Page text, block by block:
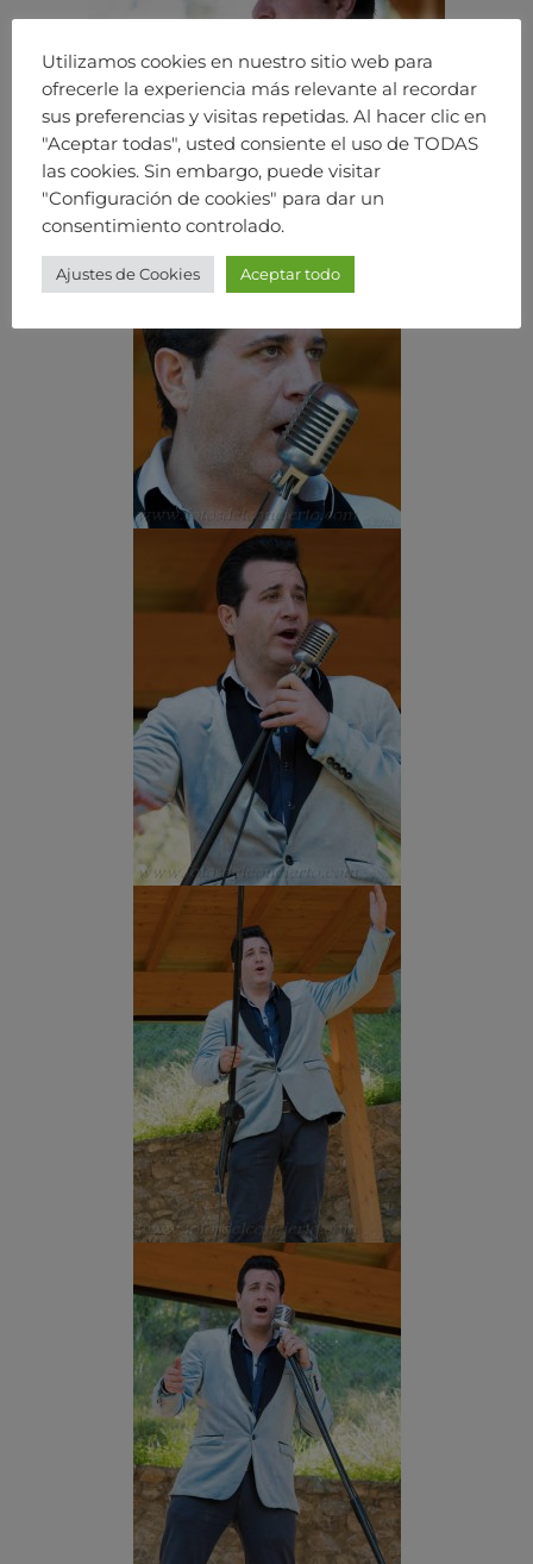
Utilizamos cookies en nuestro sitio web para
ofrecerle la experiencia más relevante al recordar
sus preferencias y visitas repetidas. Al hacer clic en
"Aceptar todas", usted consiente el uso de TODAS
las cookies. Sin embargo, puede visitar
"Configuración de cookies" para dar un
consentimiento controlado.
Ajustes de Cookies Aceptar todo